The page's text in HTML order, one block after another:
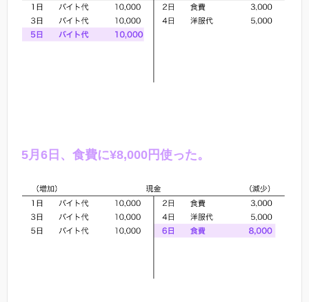
5月 6 日、食費に¥8,000 円使った。